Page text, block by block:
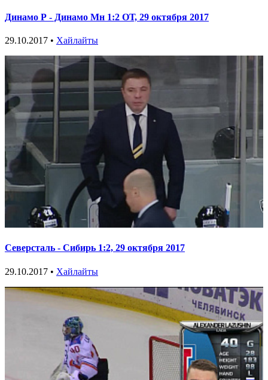
Динамо Р - Динамо Мн 1:2 ОТ, 29 октября 2017
29.10.2017 • Хайлайты
Северсталь - Сибирь 1:2, 29 октября 2017
29.10.2017 • Хайлайты